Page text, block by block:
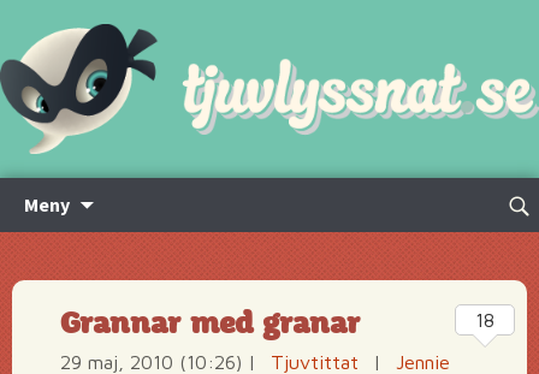
Meny
innehåll
Sök
Grannar med granar
29 maj, 2010 (10:26) | Tjuvtittat |
Jennie
18